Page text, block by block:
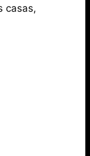
casas,